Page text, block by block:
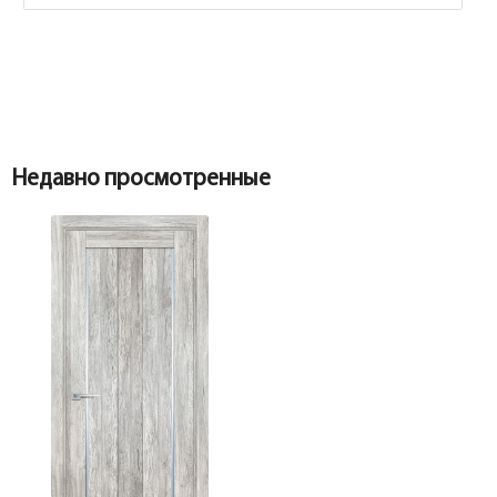
Недавно просмотренные